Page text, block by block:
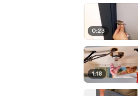
0:23
1:18